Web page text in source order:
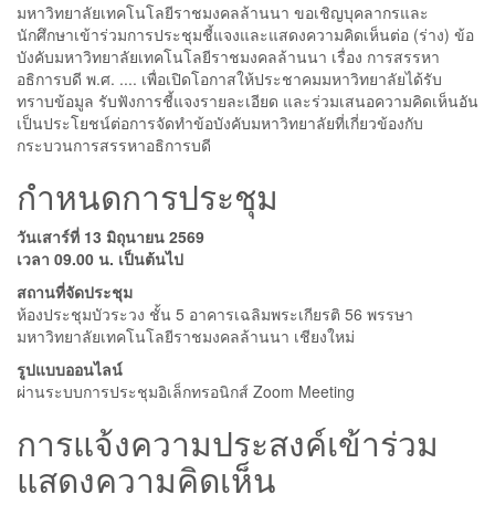
มหาวิทยาลัยเทคโนโลยีราชมงคลล้านนา ขอเชิญบุคลากรและ
นักศึกษาเข้าร่วมการประชุมชี้แจงและแสดงความคิดเห็นต่อ (ร่าง) ข้อ
บังคับมหาวิทยาลัยเทคโนโลยีราชมงคลล้านนา เรื่อง การสรรหา
อธิการบดี พ.ศ. .... เพื่อเปิดโอกาสให้ประชาคมมหาวิทยาลัยได้รับ
ทราบข้อมูล รับฟังการชี้แจงรายละเอียด และร่วมเสนอความคิดเห็นอัน
เป็นประโยชน์ต่อการจัดทำข้อบังคับมหาวิทยาลัยที่เกี่ยวข้องกับ
กระบวนการสรรหาอธิการบดี
กำหนดการประชุม
วันเสาร์ที่ 13 มิถุนายน 2569
เวลา 09.00 น. เป็นต้นไป
สถานที่จัดประชุม
ห้องประชุมบัวระวง ชั้น 5 อาคารเฉลิมพระเกียรติ 56 พรรษา
มหาวิทยาลัยเทคโนโลยีราชมงคลล้านนา เชียงใหม่
รูปแบบออนไลน์
ผ่านระบบการประชุมอิเล็กทรอนิกส์ Zoom Meeting
การแจ้งความประสงค์เข้าร่วม
แสดงความคิดเห็น